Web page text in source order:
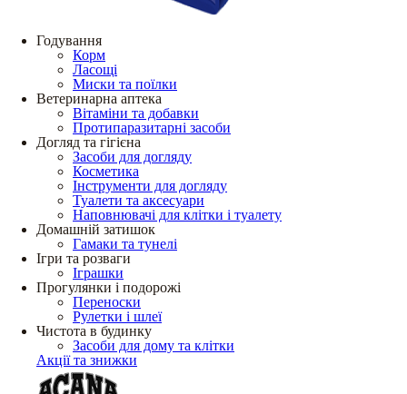
Годування
Корм
Ласощі
Миски та поїлки
Ветеринарна аптека
Вітаміни та добавки
Протипаразитарні засоби
Догляд та гігієна
Засоби для догляду
Косметика
Інструменти для догляду
Туалети та аксесуари
Наповнювачі для клітки і туалету
Домашній затишок
Гамаки та тунелі
Ігри та розваги
Іграшки
Прогулянки і подорожі
Переноски
Рулетки і шлеї
Чистота в будинку
Засоби для дому та клітки
Акції та знижки